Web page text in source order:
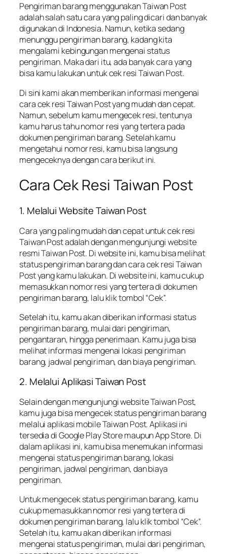
Pengiriman barang menggunakan Taiwan Post
adalah salah satu cara yang paling dicari dan banyak
digunakan di Indonesia. Namun, ketika sedang
menunggu pengiriman barang, kadang kita
mengalami kebingungan mengenai status
pengiriman. Maka dari itu, ada banyak cara yang
bisa kamu lakukan untuk cek resi Taiwan Post.
Di sini kami akan memberikan informasi mengenai
cara cek resi Taiwan Post yang mudah dan cepat.
Namun, sebelum kamu mengecek resi, tentunya
kamu harus tahu nomor resi yang tertera pada
dokumen pengiriman barang. Setelah kamu
mengetahui nomor resi, kamu bisa langsung
mengeceknya dengan cara berikut ini.
Cara Cek Resi Taiwan Post
1. Melalui Website Taiwan Post
Cara yang paling mudah dan cepat untuk cek resi
Taiwan Post adalah dengan mengunjungi website
resmi Taiwan Post. Di website ini, kamu bisa melihat
status pengiriman barang dan cara cek resi Taiwan
Post yang kamu lakukan. Di website ini, kamu cukup
memasukkan nomor resi yang tertera di dokumen
pengiriman barang, lalu klik tombol “Cek”.
Setelah itu, kamu akan diberikan informasi status
pengiriman barang, mulai dari pengiriman,
pengantaran, hingga penerimaan. Kamu juga bisa
melihat informasi mengenai lokasi pengiriman
barang, jadwal pengiriman, dan biaya pengiriman.
2. Melalui Aplikasi Taiwan Post
Selain dengan mengunjungi website Taiwan Post,
kamu juga bisa mengecek status pengiriman barang
melalui aplikasi mobile Taiwan Post. Aplikasi ini
tersedia di Google Play Store maupun App Store. Di
dalam aplikasi ini, kamu bisa menemukan informasi
mengenai status pengiriman barang, lokasi
pengiriman, jadwal pengiriman, dan biaya
pengiriman.
Untuk mengecek status pengiriman barang, kamu
cukup memasukkan nomor resi yang tertera di
dokumen pengiriman barang, lalu klik tombol “Cek”.
Setelah itu, kamu akan diberikan informasi
mengenai status pengiriman, mulai dari pengiriman,